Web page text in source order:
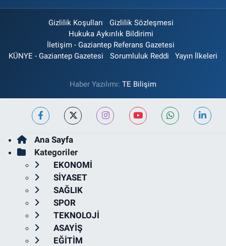
Gizlilik Koşulları
Gizlilik Sözleşmesi
Hukuka Aykırılık Bildirimi
İletişim - Gaziantep Referans Gazetesi
KÜNYE - Gaziantep Gazetesi
Sorumluluk Reddi Yayın İlkeleri
Haber Yazılımı: TE Bilişim
Ana Sayfa
Kategoriler
EKONOMİ
SİYASET
SAĞLIK
SPOR
TEKNOLOJİ
ASAYİŞ
EĞİTİM